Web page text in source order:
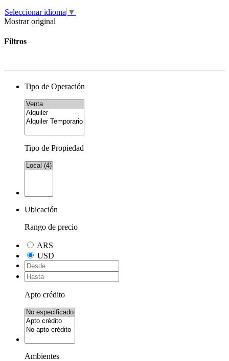
Seleccionar idioma ▼
Mostrar original
Filtros
Tipo de Operación
Tipo de Propiedad
Ubicación
Rango de precio
ARS
USD
Apto crédito
Ambientes